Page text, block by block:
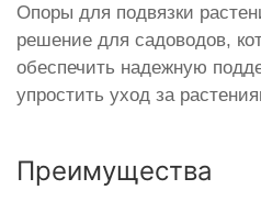
Опоры для подвязки
решение для садоводов,
обеспечить надежную
упростить уход за
Преимущества